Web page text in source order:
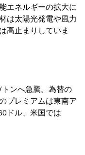
エネルギーの拡大に
は太陽光発電や風力
高止まりしていま
ンへ急騰。為替の
プレミアムは東南ア
ドル、米国では